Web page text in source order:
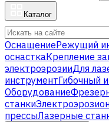
Каталог
ОснащениеРежущий
оснасткаКрепление
электроэрозииДля
инструментГибочный
Оборудование
станки
прессыЛазерные